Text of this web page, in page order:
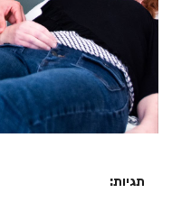
תגיות: